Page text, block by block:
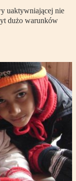
uaktywniającej nie
dużo warunków